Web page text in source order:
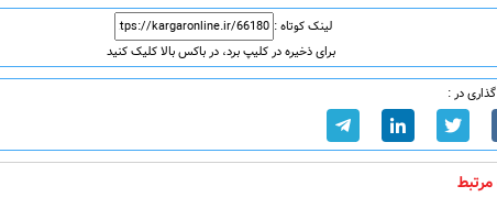
لینک کوتاه :
برای ذخیره در کلیپ برد، در باکس بالا کلیک کنید
در :